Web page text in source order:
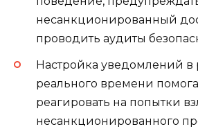
несанкционированный
проводить аудиты
Настройка уведомлений
реального времени
реагировать на попытки
несанкционированного